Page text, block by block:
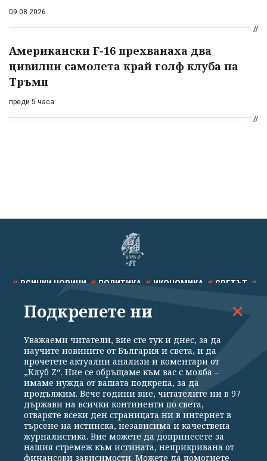
09.08.2026
Американски F-16 прехванаха два
цивилни самолета край голф клуба на
Тръмп
преди 5 часа
ВСИЧКИ НОВИНИ ПОЛИТИКА ИКОНОМИКА СВЕТЪТ
СПОРТ КУЛТУРА ТЕХНОЛОГИИ КАЛЕЙДОСКОП
Общи условия
Политика за поверителност
Реклама
Партньори Контакти
За Клуб Z
Екип
Подкрепете ни
Подкрепете ни
Уважаеми читатели, вие сте тук и днес, за да
научите новините от България и света, и да
прочетете актуални анализи и коментари от
„Клуб Z“. Ние се обръщаме към вас с молба –
имаме нужда от вашата подкрепа, за да
продължим. Вече години вие, читателите ни в 97
държави на всички континенти по света,
отваряте всеки ден страницата ни в интернет в
търсене на истинска, независима и качествена
журналистика. Вие можете да допринесете за
нашия стремеж към истината, неприкривана от
финансови зависимости. Можете да помогнете